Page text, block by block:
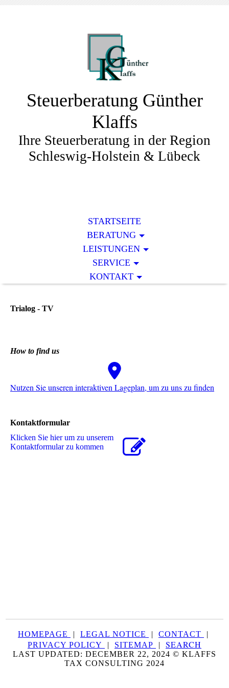
Steuerberatung Günther
Klaffs
Ihre Steuerberatung in der Region
Schleswig-Holstein & Lübeck
STARTSEITE
BERATUNG
LEISTUNGEN
SERVICE
KONTAKT
Trialog - TV
How to find us
Nutzen Sie unseren interaktiven La­ge­plan, um zu uns zu finden
Kontaktformular
Klicken Sie hier um zu unserem
Kon­takt­for­mu­lar zu kommen
HOMEPAGE | LEGAL NOTICE | CONTACT
|
PRIVACY POLICY
| SITEMAP | SEARCH
LAST UPDATED: DECEMBER 22, 2024 © KLAFFS
TAX CONSULTING 2024